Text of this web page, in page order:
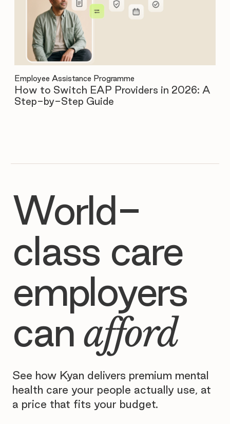
How to Switch EAP Providers in 2026: A
Step-by-Step Guide
Employee Assistance Programme
World-
class care
employers
canafford
See how Kyan delivers premium mental
health care your people actually use, at
a price that fits your budget.